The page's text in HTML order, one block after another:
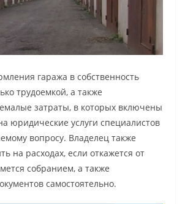
гаража в собственность
трудоемкой, а также
затраты, в которых включены
юридические услуги специалистов
вопросу. Владелец также
на расходах, если откажется от
собранием, а также
самостоятельно.